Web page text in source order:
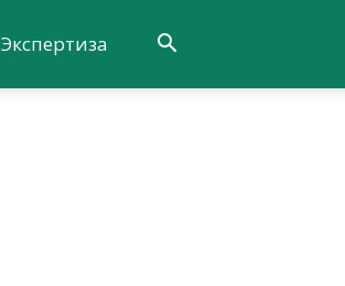
Экспертиза